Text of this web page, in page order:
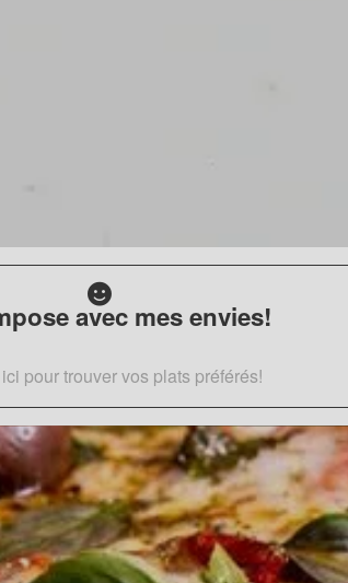
avec mes envies!
pour trouver vos plats préférés!